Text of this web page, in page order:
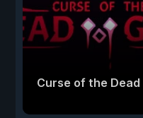
Curse of the Dead